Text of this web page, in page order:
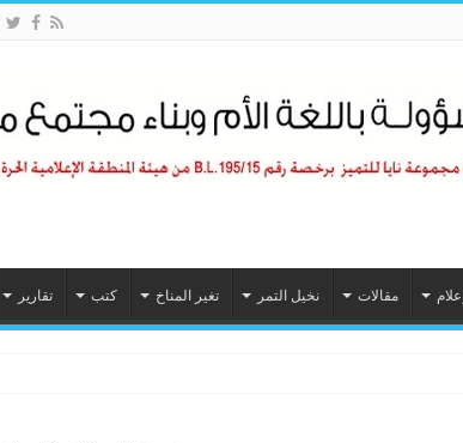
إعلام مقالات نخيل التمر تغير المناخ كتب تقارير